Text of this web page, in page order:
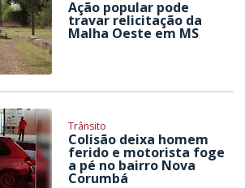
Ação popular pode
travar relicitação da
Malha Oeste em MS
Trânsito
Colisão deixa homem
ferido e motorista foge
a pé no bairro Nova
Corumbá